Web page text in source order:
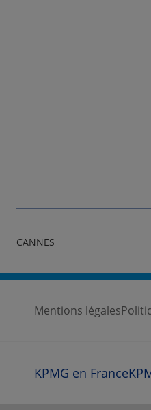
CANNES
Mentions légales
KPMG en France